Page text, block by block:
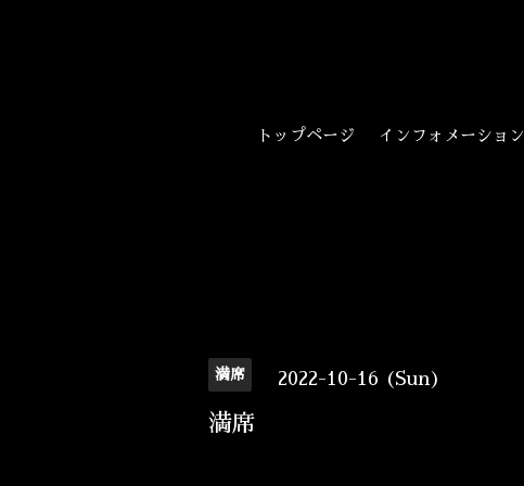
トップページ インフォメーション
満席 2022-10-16 (Sun)
満席